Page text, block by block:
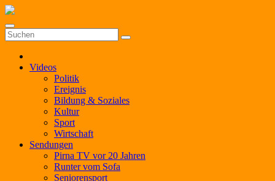
Zum
springen
Videos
Politik
Ereignis
Bildung & Soziales
Kultur
Sport
Wirtschaft
Sendungen
Pirna TV vor 20 Jahren
Runter vom Sofa
Seniorensport